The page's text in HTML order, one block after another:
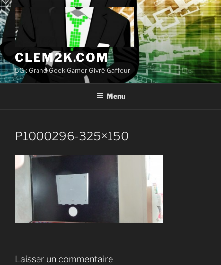
Aller
au
contenu
principal
CLEM2K.COM
5G : Grand Geek Gamer Givré Gaffeur
Menu
P1000296-325×150
Laisser un commentaire